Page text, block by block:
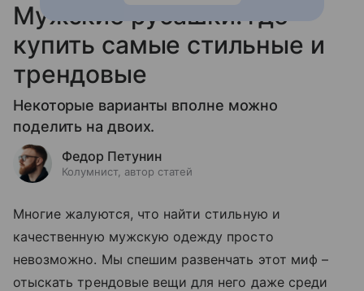
Мужские рубашки: где
купить самые стильные и
трендовые
Некоторые варианты вполне можно
поделить на двоих.
Федор Петунин
Колумнист, автор статей
Многие жалуются, что найти стильную и
качественную мужскую одежду просто
невозможно. Мы спешим развенчать этот миф –
отыскать трендовые вещи для него даже среди